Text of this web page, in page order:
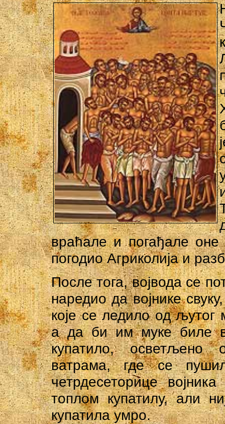
враћале и погађале оне
погодио Агриколија и
После тога, војвода се
наредио да војнике
које се ледило од
а да би им муке биле
купатило,
ватрама, где се
четрдесеторице
топлом купатилу, али
купатила умро.